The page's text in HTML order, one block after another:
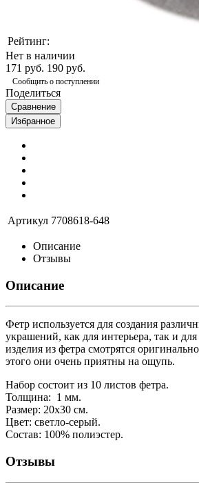
Рейтинг:
Нет в наличии
171 руб. 190 руб.
Сообщить о поступлении
Поделиться
Сравнение
Избранное
Артикул 7708618-648
Описание
Отзывы
Описание
Фетр используется для создания
украшений, как для интерьера, так и
изделия из фетра смотрятся
этого они очень приятны на ощупь.
Набор состоит из 10 листов фетра.
Толщина: 1 мм.
Размер: 20x30 см.
Цвет: светло-серый.
Состав: 100% полиэстер.
Отзывы